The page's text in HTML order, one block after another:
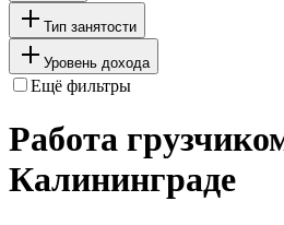
Тип занятости
Уровень дохода
Ещё фильтры
Работа
Калининграде